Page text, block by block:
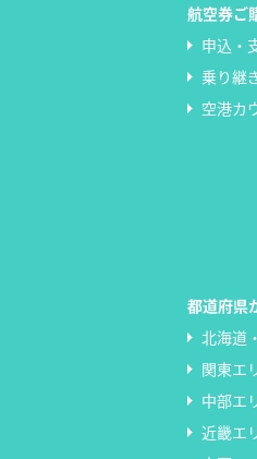
航空券ご
申込・
乗り継
空港カ
都道府県
北海道
関東エ
中部エ
近畿エ